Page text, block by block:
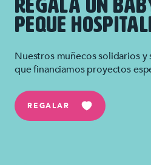
REGALA UN
PEQUE
Nuestros muñecos solidarios
que financiamos proyectos
REGALAR